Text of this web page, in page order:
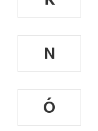
N
Ó